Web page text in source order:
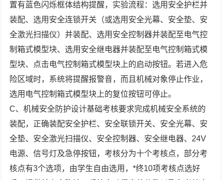
置有蓝色闪烁框体结构提醒，实验流程：选用安全护栏并
装配、选用安全连锁开关（或选用安全光幕、安全垫、安
全激光扫描仪）并装配、选用安全控制器并装配至电气控
制箱式模型块、选用安全继电器并装配至电气控制箱式模
型块、点击电气控制箱式模型块上的启动按钮。若进入危
险区域时，系统将提醒报警音，而且机械对象停止作业，
选用电气控制箱式模型块上的复位按钮可停止。
C、机械安全防护设计基础考核要求完成机械安全系统的
装配，正确装配安全护栏、安全联锁开关、安全光幕、安
全垫、安全激光扫描仪、安全控制器、安全继电器、24V
电源、信号灯及急停按钮，考核分为十个考核点，部分考
核点有3个选项，由学生自由选用，*终10项考核点选好